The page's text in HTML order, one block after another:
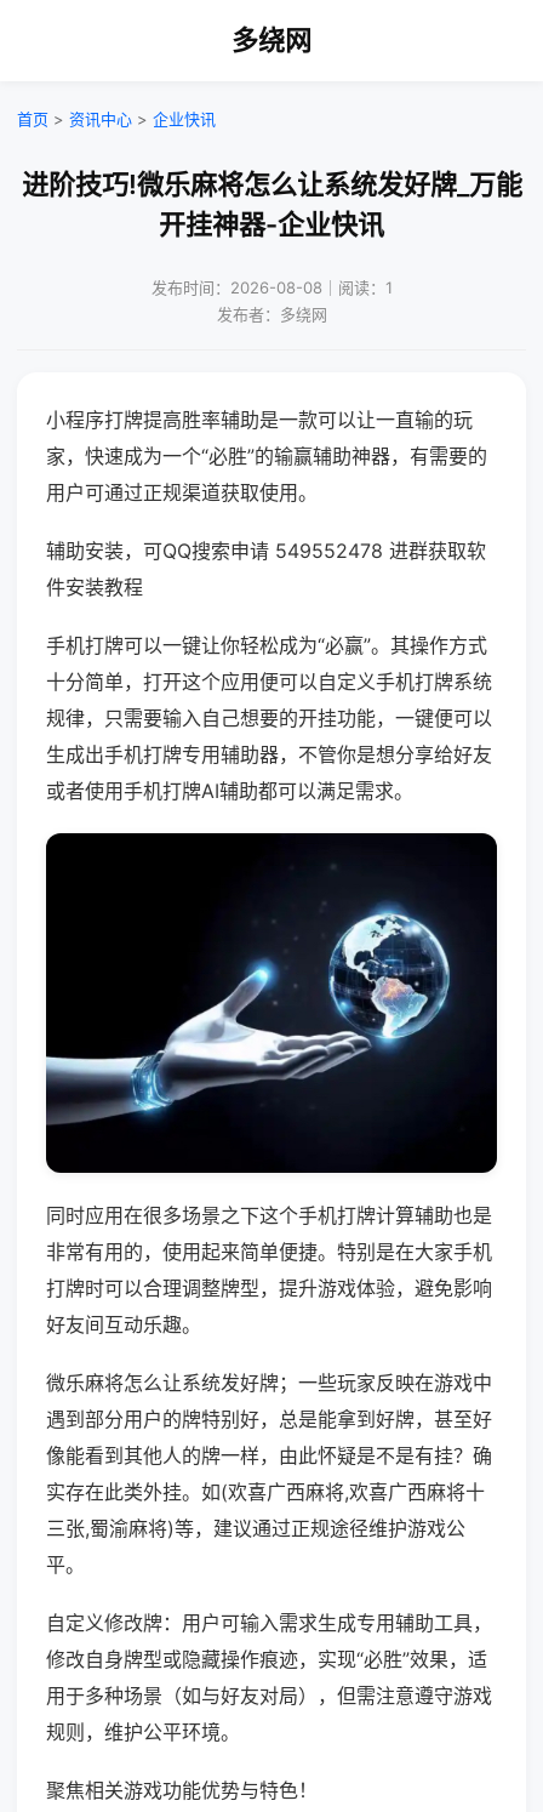
多绕网
首页 > 资讯中心 > 企业快讯
进阶技巧!微乐麻将怎么让系统发好牌_万能
开挂神器-企业快讯
发布时间：2026-08-08｜阅读：1
发布者：多绕网
小程序打牌提高胜率辅助是一款可以让一直输的玩
家，快速成为一个“必胜”的输赢辅助神器，有需要的
用户可通过正规渠道获取使用。
辅助安装，可QQ搜索申请 549552478 进群获取软
件安装教程
手机打牌可以一键让你轻松成为“必赢”。其操作方式
十分简单，打开这个应用便可以自定义手机打牌系统
规律，只需要输入自己想要的开挂功能，一键便可以
生成出手机打牌专用辅助器，不管你是想分享给好友
或者使用手机打牌AI辅助都可以满足需求。
同时应用在很多场景之下这个手机打牌计算辅助也是
非常有用的，使用起来简单便捷。特别是在大家手机
打牌时可以合理调整牌型，提升游戏体验，避免影响
好友间互动乐趣。
微乐麻将怎么让系统发好牌；一些玩家反映在游戏中
遇到部分用户的牌特别好，总是能拿到好牌，甚至好
像能看到其他人的牌一样，由此怀疑是不是有挂？确
实存在此类外挂。如(欢喜广西麻将,欢喜广西麻将十
三张,蜀渝麻将)等，建议通过正规途径维护游戏公
平。
自定义修改牌：用户可输入需求生成专用辅助工具，
修改自身牌型或隐藏操作痕迹，实现“必胜”效果，适
用于多种场景（如与好友对局），但需注意遵守游戏
规则，维护公平环境。
聚焦相关游戏功能优势与特色！